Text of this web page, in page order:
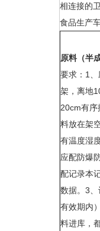
相连接的
食品生产
原料（半
要求：1
架，离地
20cm有序
料放在架
有温度湿
应配防爆
配记录本
数据。3
有效期内
料进库，